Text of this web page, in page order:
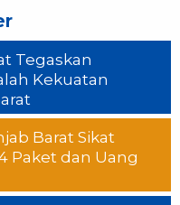
Tegaskan
Kekuatan
Barat Sikat
Paket dan Uang